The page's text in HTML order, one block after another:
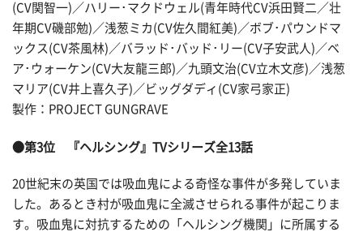
(CV関智一)／ハリー･マクドウェル(青年時代CV浜田賢二／壮
年期CV磯部勉)／浅葱ミカ(CV佐久間紅美)／ボブ･パウンドマ
ックス(CV茶風林)／バラッド･バッド･リー(CV子安武人)／ベ
ア･ウォーケン(CV大友龍三郎)／九頭文治(CV立木文彦)／浅葱
マリア(CV井上喜久子)／ビッグダディ(CV家弓家正)
製作：PROJECT GUNGRAVE
●第3位 『ヘルシング』TVシリーズ全13話
20世紀末の英国では吸血鬼による奇怪な事件が多発していま
した。あるとき村が吸血鬼に全滅させられる事件が起こりま
す。吸血鬼に対抗するための「ヘルシング機関」に所属する